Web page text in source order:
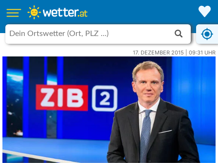
17. DEZEMBER 2015 | 09:31 UHR